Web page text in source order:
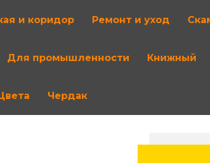
и коридор Ремонт и уход
Для промышленности Книжный
Чердак